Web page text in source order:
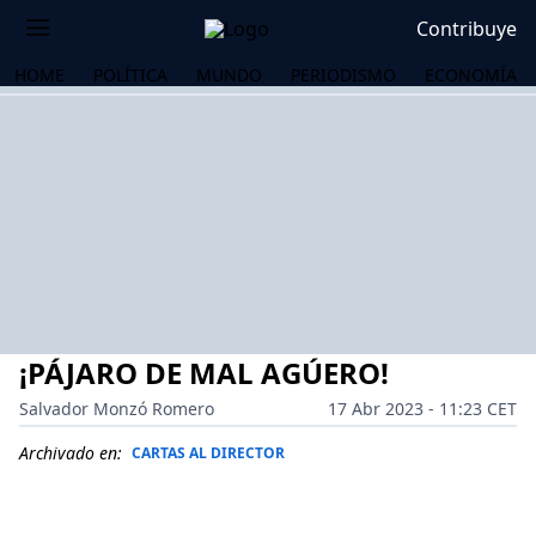
Contribuye
HOME POLÍTICA MUNDO PERIODISMO ECONOMÍA
¡PÁJARO DE MAL AGÚERO!
Salvador Monzó Romero
17 Abr 2023 - 11:23 CET
Archivado en: CARTAS AL DIRECTOR